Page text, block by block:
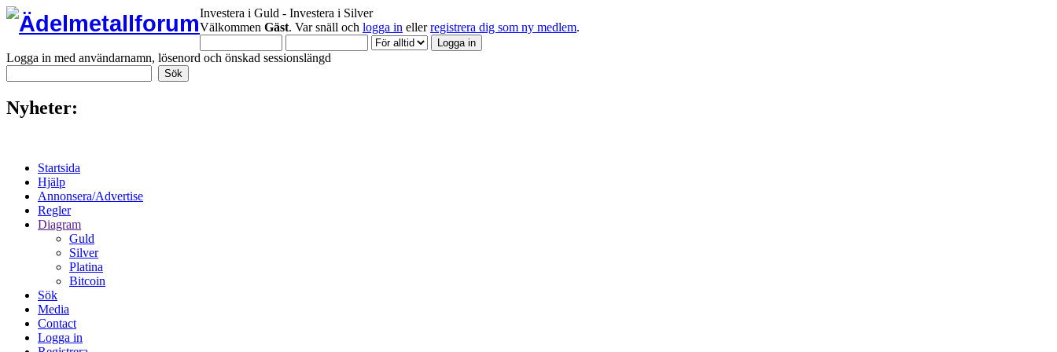
Investera i Guld - Investera i Silver
Välkommen Gäst. Var snäll och logga in ellerregistrera dig som ny medlem.
Logga in med användarnamn, lösenord och önskad sessionslängd
Nyheter:
Startsida
Hjälp
Annonsera/Advertise
Regler
Diagram
Guld
Silver
Platina
Bitcoin
Sök
Media
Contact
Logga in